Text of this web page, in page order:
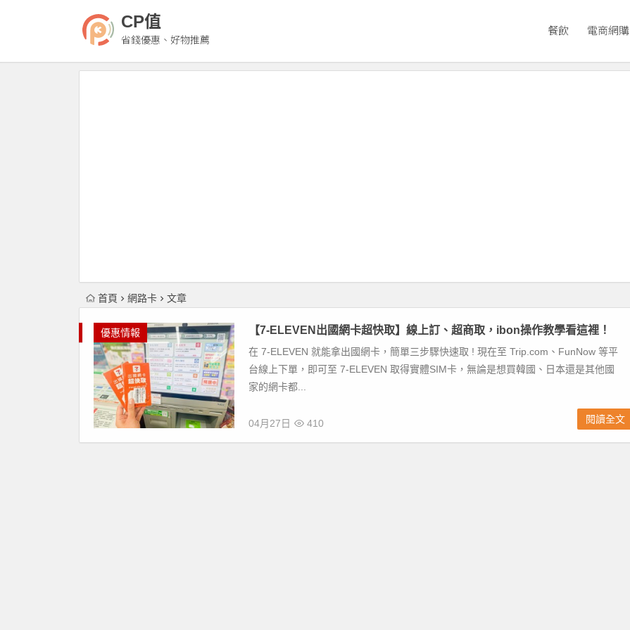
CP值
省錢優惠、好物推薦
餐飲 電商網購
首頁 網路卡 文章
優惠情報 【7-ELEVEN出國網卡超快取】線上訂、超商取，ibon操作教學看這裡！
在 7-ELEVEN 就能拿出國網卡，簡單三步驟快速取 ! 現在至 Trip.com、FunNow 等平
台線上下單，即可至 7-ELEVEN 取得實體SIM卡，無論是想買韓國、日本還是其他國
家的網卡都...
04月27日 410 閱讀全文